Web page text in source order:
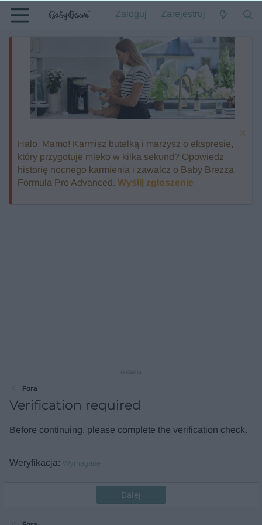
Zaloguj Zarejestruj
Halo, Mamo! Karmisz butelką i marzysz o ekspresie,
który przygotuje mleko w kilka sekund? Opowiedz
historię nocnego karmienia i zawalcz o Baby Brezza
Formula Pro Advanced. Wyślij zgłoszenie
Fora
Verification required
Before continuing, please complete the verification check.
Weryfikacja Wymagane
Dalej